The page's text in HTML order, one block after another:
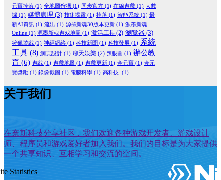
元寶掉落 (1) 全地圖狩獵 (1) 同步官方 (1) 在線遊戲 (1) 大數
據 (1) 媒體處理 (3) 技術揭露 (1) 掉落 (1) 智能系統 (1) 最
新AI資訊 (1) 流出 (1) 源墨新魂30版本更新 (1) 源墨新魂
Online (1) 源墨新魂遊戏地圖 (1) 激活工具 (2) 瀏覽器 (3)
狩獵遊戲 (1) 神經網絡 (1) 科技新聞 (1) 科技發展 (1) 系統
工具 (8) 網頁設計 (1) 聊天娛樂 (2) 辣眼圖 (1) 辦公教
育 (6) 遊戲 (1) 遊戲地圖 (1) 遊戲更新 (1) 金元寶 (1) 金元
寶獎勵 (1) 錄像截圖 (1) 電腦科學 (1) 高科技. (1)
关于我们
在奈斯科技分享社区，我们欢迎各种游戏开发者、游戏设计
师、程序员和游戏爱好者加入我们。我们的目标是为大家提供
一个共享知识、互相学习和交流的空间。
Statistics